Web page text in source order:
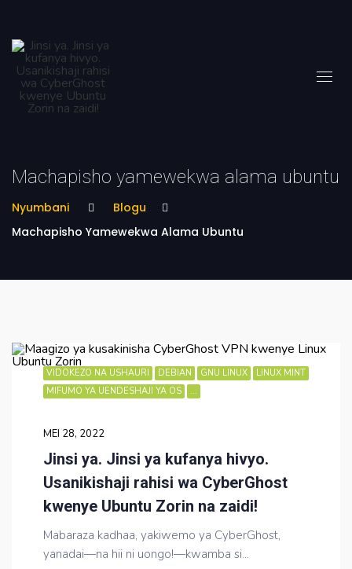
Machapisho yamewekwa alama ubuntu
Nyumbani
Blogu
Machapisho Yamewekwa Alama Ubuntu
VIDOKEZO NA USHAURI DEBIAN GNU LINUX
LINUX MINT
MIFUMO YA UENDESHAJI YA OS
...
MEI 28, 2022
Jinsi ya. Jinsi ya kufanya hivyo.
Usanikishaji rahisi wa CyberGhost
kwenye Ubuntu Zorin na zaidi!
Mabaraza kadhaa, yakiwemo ya CyberGhost,
yanadai—na hii ni uongo!—kwamba si...